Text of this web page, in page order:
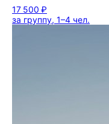
17 500 ₽
за группу, 1–4 чел.